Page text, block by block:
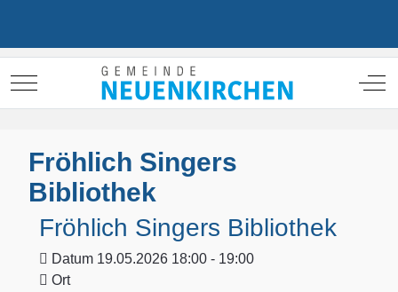
Mobile Menu Toggle Off-
Fröhlich Singers
Bibliothek
Fröhlich Singers Bibliothek
Datum 19.05.2026 18:00 - 19:00
Ort